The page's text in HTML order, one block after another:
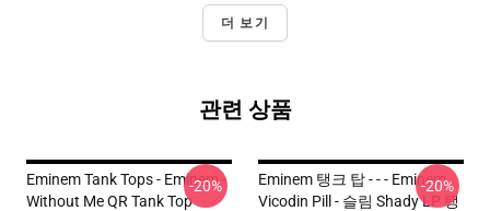
더 보기
관련 상품
Eminem Tank Tops - Eminem -
Without Me QR Tank Top
-20%
Eminem 탱크 탑 - - - Eminem
Vicodin Pill - 슬림 Shady LP 탱
-20%